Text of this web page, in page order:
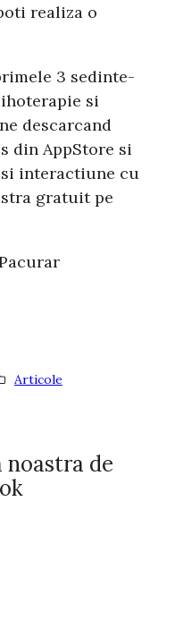
realiza o
3 sedinte-
si
descarcand
din AppStore si
interactiune cu
gratuit pe
Articole
de